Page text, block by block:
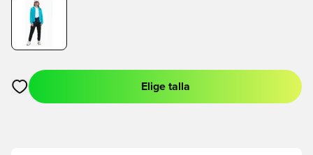
Abre un modal para iniciar sesión o registrarse como miembro
Elige talla